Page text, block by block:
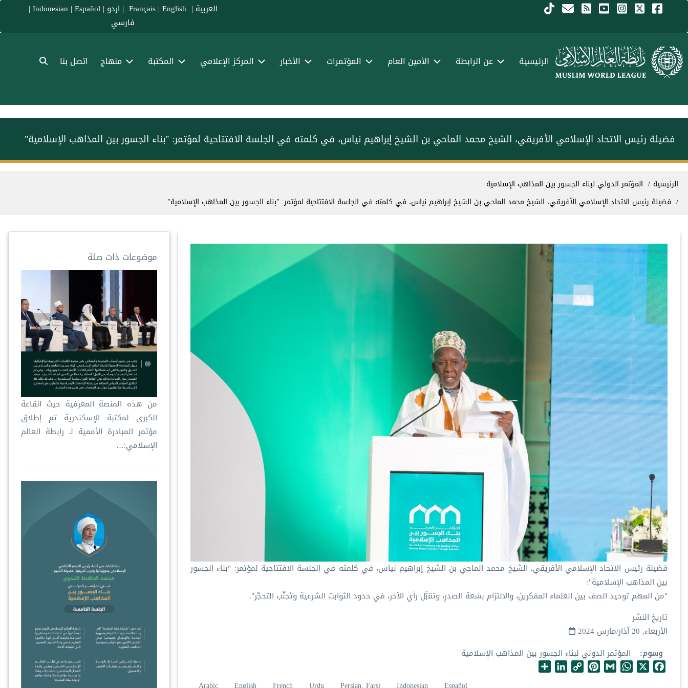
تجاوز إلى المحتوى الرئيسي العربية |
Français
| English
| اردو |
Indonesian | Español
|
فارسي
Menu Arabic الرئيسية عن الرابطة الأمين العام المؤتمرات الأخبار المركز الإعلامي المكتبة منهاج اتصل بنا
فضيلة رئيس الاتحاد الإسلامي الأفريقي، الشيخ محمد الماحي بن الشيخ إبراهيم نياس، في كلمته في الجلسة الافتتاحية لمؤتمر: "بناء الجسور بين المذاهب الإسلامية"
مسار التنقل
الرئيسية
المؤتمر الدولي لبناء الجسور بين المذاهب الإسلامية
فضيلة رئيس الاتحاد الإسلامي الأفريقي، الشيخ محمد الماحي بن الشيخ إبراهيم نياس، في كلمته في الجلسة الافتتاحية لمؤتمر: "بناء الجسور بين المذاهب الإسلامية"
فضيلة رئيس الاتحاد الإسلامي الأفريقي، الشيخ محمد الماحي بن الشيخ إبراهيم نياس، في كلمته في الجلسة الافتتاحية لمؤتمر: "بناء الجسور
بين المذاهب الإسلامية":
‏"من المهم توحيد الصف بين العلماء المفكرين، والالتزام بسَعة الصدرِ، وتقبُّل رأي الآخر، في حدود الثوابت الشرعية وتَجنّب التحجّر".
تاريخ النشر
الأربعاء, 20 آذار/مارس 2024
وسوم
المؤتمر الدولي لبناء الجسور بين المذاهب الإسلامية
F
X
W
G
P
C
L
موضوعات ذات صلة
من هذه المنصة المعرفية حيث القاعة
الكبرى لمكتبة الإسكندرية تم إطلاق
مؤتمر المبادرة الأممية لـ ⁧‫رابطة العالم
الإسلامي‬⁩:…